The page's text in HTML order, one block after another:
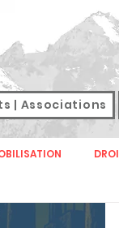
| Associations